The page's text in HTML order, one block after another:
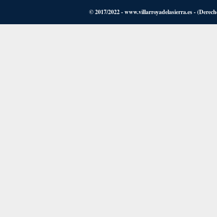
© 2017/2022 - www.villarroyadelasierra.es -